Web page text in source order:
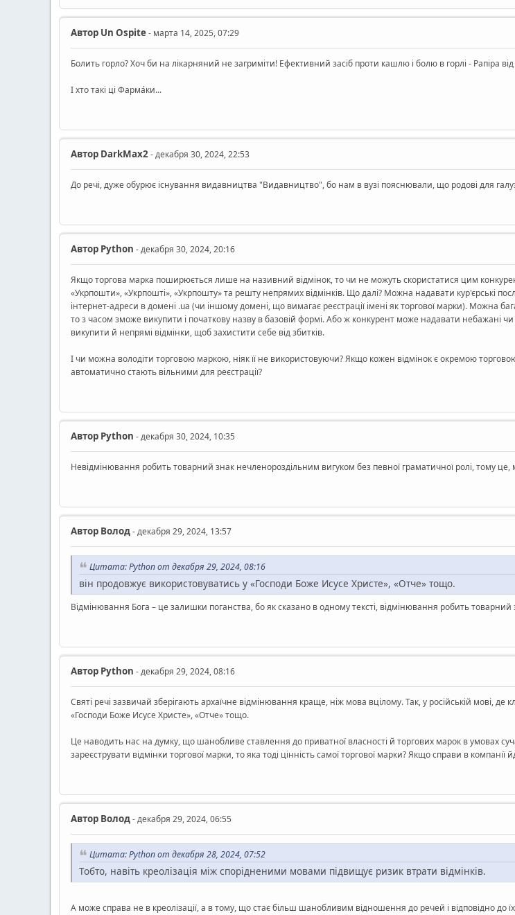
Автор Un Ospite- марта 14, 2025, 07:29
Болить горло? Хоч би на лікарняний не загриміти! Ефективний засіб проти кашлю і болю в горлі - Рапіра
І хто такі ці Фарма́ки...
Автор DarkMax2- декабря 30, 2024, 22:53
До речі, дуже обурює існування видавництва "Видавництво", бо нам в вузі пояснювали, що родові для
Автор Python - декабря 30, 2024, 20:16
Якщо торгова марка поширюється лише на називний відмінок, то чи не можуть скористатися цим
«Укрпошти», «Укрпошті», «Укрпошту» та решту непрямих відмінків. Що далі? Можна надавати кур'єрські
інтернет-адреси в домені .ua (чи іншому домені, що вимагає реєстрації імені як торгової марки). Можна
то з часом зможе викупити і початкову назву в базовій формі. Або ж конкурент може надавати небажані
викупити й непрямі відмінки, щоб захистити себе від збитків.
І чи можна володіти торговою маркою, ніяк її не використовуючи? Якщо кожен відмінок є окремою
автоматично стають вільними для реєстрації?
Автор Python - декабря 30, 2024, 10:35
Невідмінювання робить товарний знак нечленороздільним вигуком без певної граматичної ролі, тому
Автор Волод- декабря 29, 2024, 13:57
Цитата: Python от декабря 29, 2024, 08:16
він продовжує використовуватись у «Господи Боже Исусе Христе», «Отче» тощо.
Відмінювання Бога – це залишки поганства, бо як сказано в одному тексті, відмінювання робить
Автор Python - декабря 29, 2024, 08:16
Святі речі зазвичай зберігають архаїчне відмінювання краще, ніж мова вцілому. Так, у російській мові,
«Господи Боже Исусе Христе», «Отче» тощо.
Це наводить нас на думку, що шанобливе ставлення до приватної власності й торгових марок в умовах
зареєструвати відмінки торгової марки, то яка тоді цінність самої торгової марки? Якщо справи в
Автор Волод- декабря 29, 2024, 06:55
Цитата: Python от декабря 28, 2024, 07:52
Тобто, навіть креолізація між спорідненими мовами підвищує ризик втрати відмінків.
А може справа не в креолізації, а в тому, що стає більш шанобливим відношення до речей і відповідно до